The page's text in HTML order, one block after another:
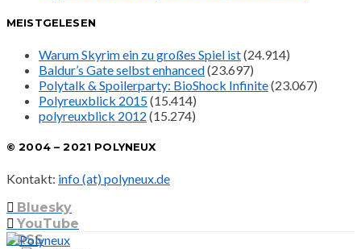
MEISTGELESEN
Warum Skyrim ein zu großes Spiel ist(24.914)
Baldur’s Gate selbst enhanced(23.697)
Polytalk & Spoilerparty: BioShock Infinite(23.067)
Polyreuxblick 2015(15.414)
polyreuxblick 2012 (15.274)
© 2004 – 2021 POLYNEUX
Kontakt: info (at) polyneux.de
Bluesky
YouTube
RSS